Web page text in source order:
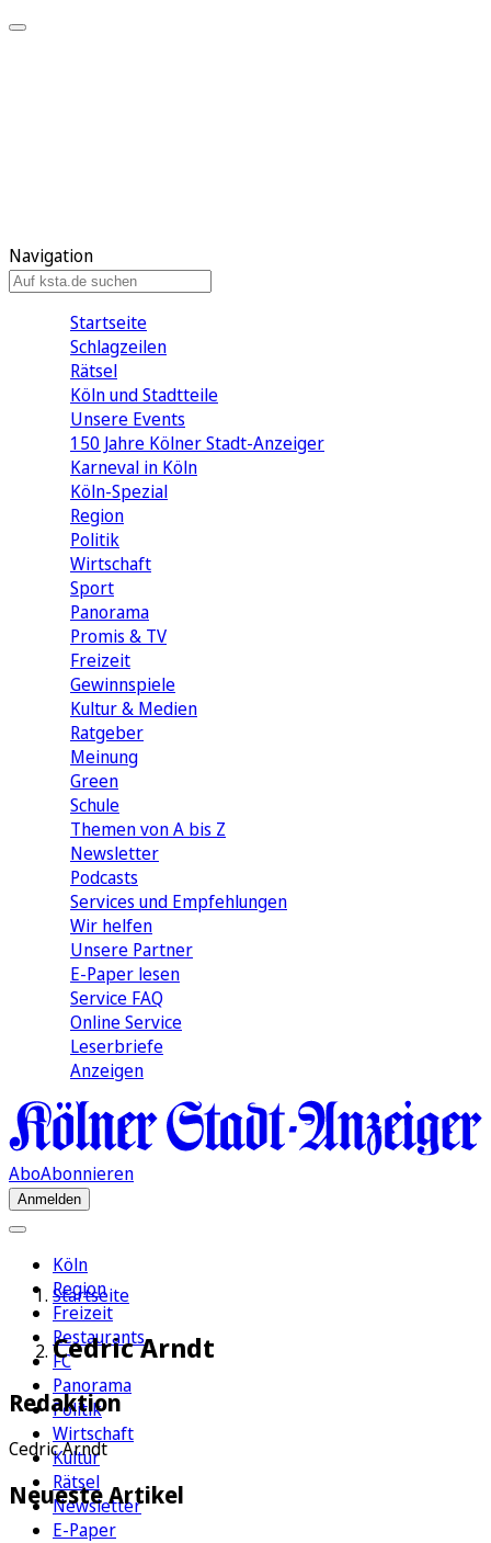
Navigation
Startseite
Schlagzeilen
Rätsel
Köln und Stadtteile
Unsere Events
150 Jahre Kölner Stadt-Anzeiger
Karneval in Köln
Köln-Spezial
Region
Politik
Wirtschaft
Sport
Panorama
Promis & TV
Freizeit
Gewinnspiele
Kultur & Medien
Ratgeber
Meinung
Green
Schule
Themen von A bis Z
Newsletter
Podcasts
Services und Empfehlungen
Wir helfen
Unsere Partner
E-Paper lesen
Service FAQ
Online Service
Leserbriefe
Anzeigen
AboAbonnieren
Anmelden
Köln
Region
Freizeit
Restaurants
FC
Panorama
Politik
Wirtschaft
Kultur
Rätsel
Newsletter
E-Paper
Startseite
Cedric Arndt
Redaktion
Cedric Arndt
Neueste Artikel